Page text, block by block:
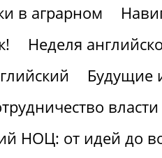
в аграрном
Неделя
Будущие
НОЦ: от идей до